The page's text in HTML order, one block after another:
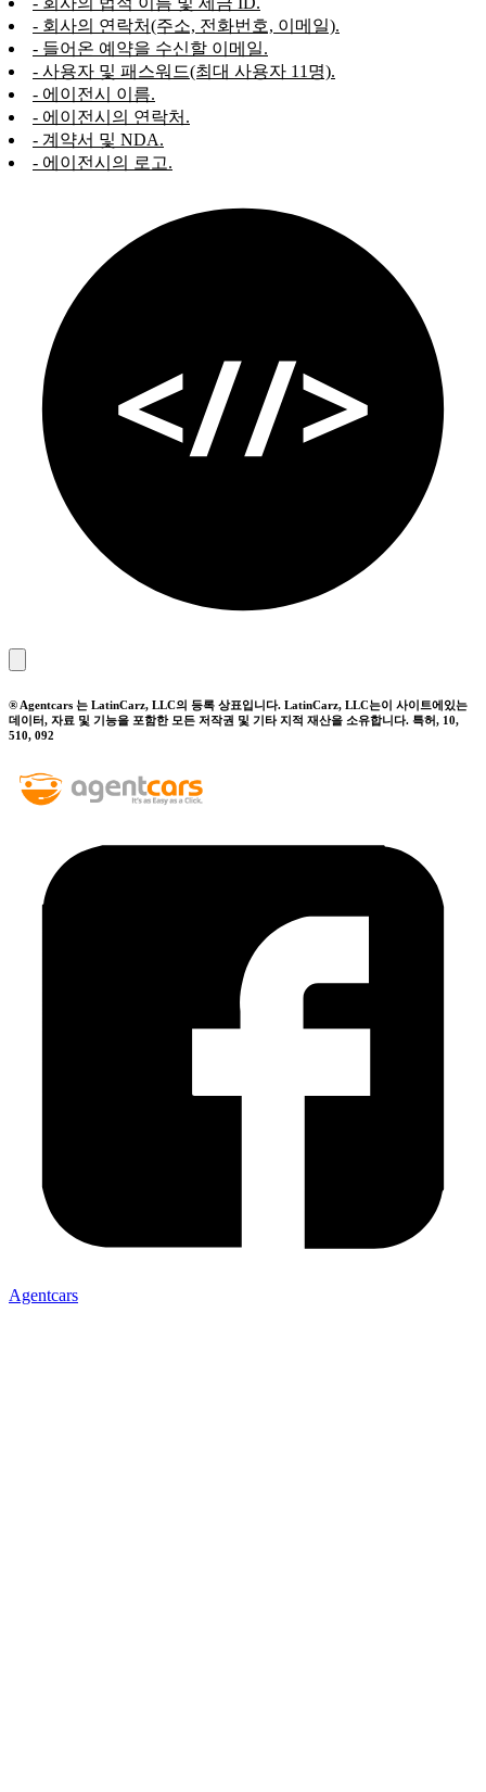
- 회사의 연락처(주소, 전화번호, 이메일).
- 들어온 예약을 수신할 이메일.
- 사용자 및 패스워드(최대 사용자 11명).
- 에이전시 이름.
- 에이전시의 연락처.
- 계약서 및 NDA.
- 에이전시의 로고.
® Agentcars 는 LatinCarz, LLC의 등록 상표입니다. LatinCarz, LLC는이 사이트에있는
데이터, 자료 및 기능을 포함한 모든 저작권 및 기타 지적 재산을 소유합니다. 특허, 10,
510, 092
Agentcars